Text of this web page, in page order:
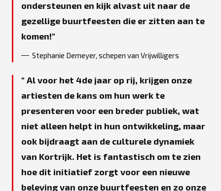
ondersteunen en kijk alvast uit naar de
gezellige buurtfeesten die er zitten aan te
komen!
Stephanie Demeyer, schepen van Vrijwilligers
Al voor het 4de jaar op rij, krijgen onze
artiesten de kans om hun werk te
presenteren voor een breder publiek, wat
niet alleen helpt in hun ontwikkeling, maar
ook bijdraagt aan de culturele dynamiek
van Kortrijk. Het is fantastisch om te zien
hoe dit initiatief zorgt voor een nieuwe
beleving van onze buurtfeesten en zo onze